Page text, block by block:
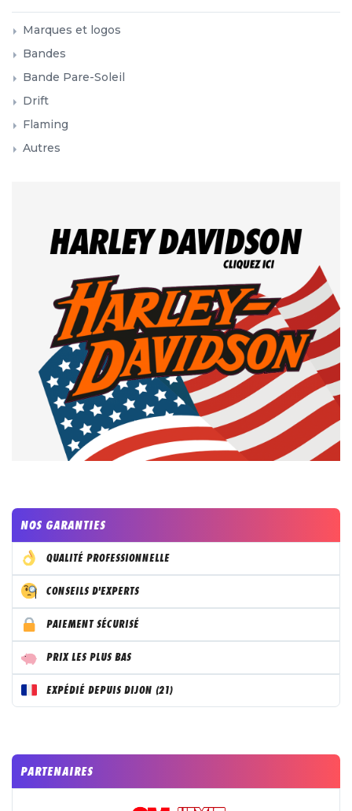
Marques et logos
Bandes
Bande Pare-Soleil
Drift
Flaming
Autres
NOS GARANTIES
QUALITÉ PROFESSIONNELLE
CONSEILS D'EXPERTS
PAIEMENT SÉCURISÉ
PRIX LES PLUS BAS
EXPÉDIÉ DEPUIS DIJON (21)
PARTENAIRES